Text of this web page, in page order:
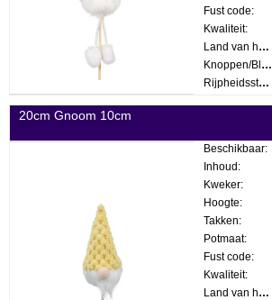
Fust code:
Kwaliteit:
Land van herkomst:
Knoppen/Bloemen:
Rijpheidsstadium:
20cm Gnoom 10cm
Beschikbaar:
Inhoud:
Kweker:
Hoogte:
Takken:
Potmaat:
Fust code:
Kwaliteit:
Land van herkomst: